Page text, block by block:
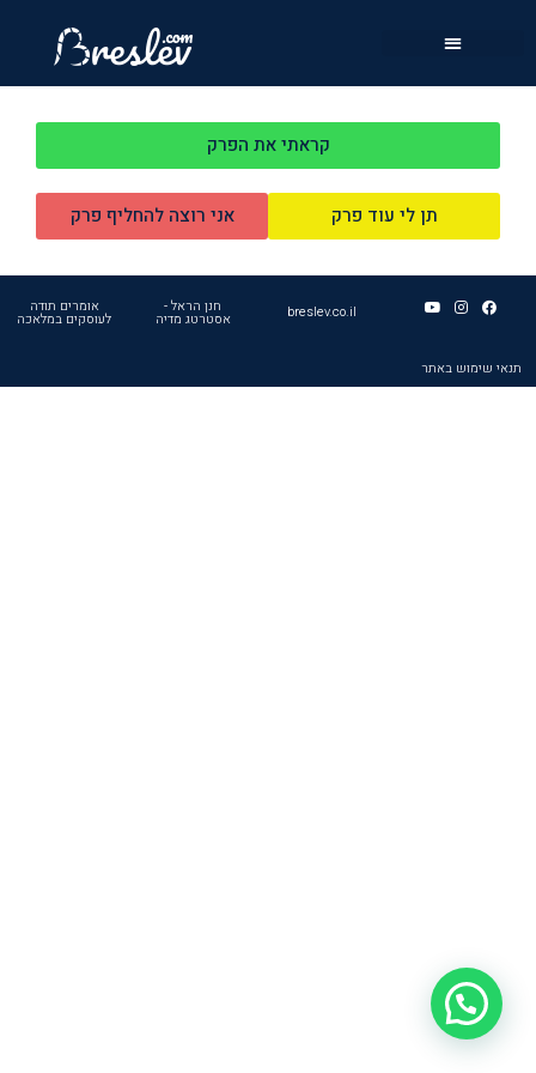
קראתי את הפרק
תן לי עוד פרק אני רוצה להחליף פרק
breslev.co.il חנן הראל -
אסטרטג מדיה
אומרים תודה
לעוסקים במלאכה
תנאי שימוש באתר